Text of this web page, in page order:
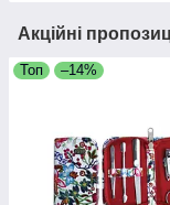
Акційні
Топ –14%